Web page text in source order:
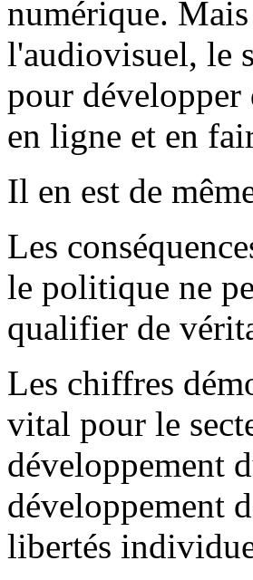
numérique.
l'audiovisuel, le
pour développer
en ligne et en
Il en est de
Les
le politique ne
qualifier de
Les chiffres
vital pour le
développement
développement
libertés